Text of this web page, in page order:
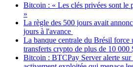
Bitcoin : « Les clés privées sont le
»
La règle des 500 jours avait
jours à l'avance
La banque centrale du Brésil force
transferts crypto de plus de 10 000
Bitcoin : BTCPay Server alerte